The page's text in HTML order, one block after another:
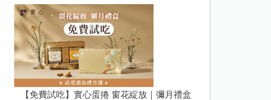
【免費試吃】實心蛋捲 窗花綻放｜彌月禮盒